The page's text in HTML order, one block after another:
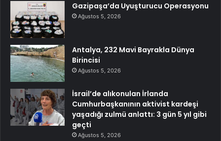
Gazipaşa’da Uyuşturucu Operasyonu
Ağustos 5, 2026
Antalya, 232 Mavi Bayrakla Dünya
Birincisi
Ağustos 5, 2026
İsrail’de alıkonulan İrlanda
Cumhurbaşkanının aktivist kardeşi
yaşadığı zulmü anlattı: 3 gün 5 yıl gibi
geçti
Ağustos 5, 2026